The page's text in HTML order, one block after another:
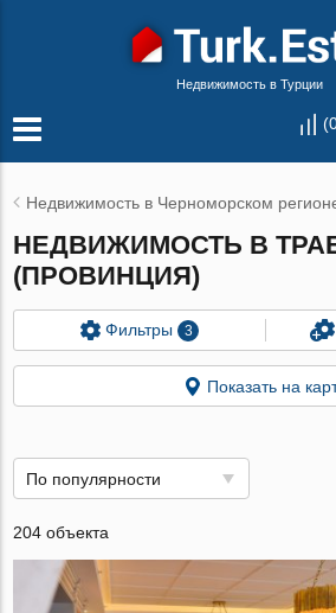
Недвижимость в Турции
(
Недвижимость в Черноморском
НЕДВИЖИМОСТЬ В
(ПРОВИНЦИЯ)
Фильтры 3
Показать на
По популярности
204 объекта